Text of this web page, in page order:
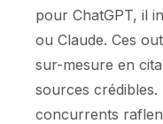
pour ChatGPT, il
ou Claude. Ces
sur-mesure en
sources
concurrents